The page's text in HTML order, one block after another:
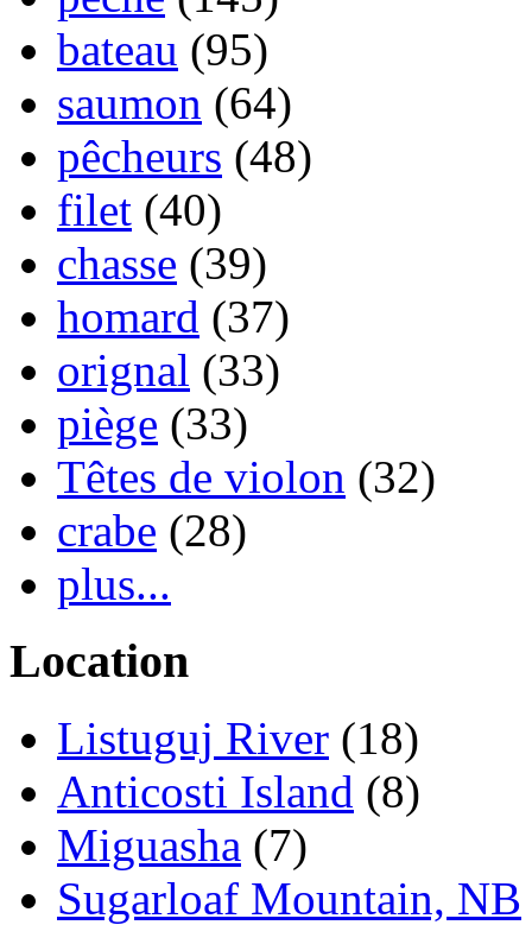
bateau (95)
saumon (64)
pêcheurs (48)
filet (40)
chasse (39)
homard (37)
orignal (33)
piège (33)
Têtes de violon (32)
crabe (28)
plus...
Location
Listuguj River (18)
Anticosti Island (8)
Miguasha (7)
Sugarloaf Mountain, NB